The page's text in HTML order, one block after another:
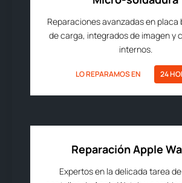
Reparaciones avanzadas en placa
de carga, integrados de imagen y
internos.
LO REPARAMOS EN 24
Reparación Apple
Expertos en la delicada tarea